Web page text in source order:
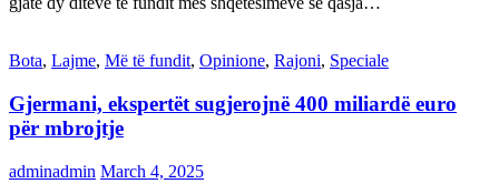
Bota, Lajme, Më të fundit, Opinione, Rajoni, Speciale
Gjermani, ekspertët sugjerojnë 400 miliardë euro
për mbrojtje
adminadmin March 4, 2025